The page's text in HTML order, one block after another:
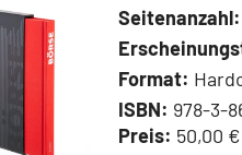
Seitenanzahl:
Format:
ISBN: 978-3-
Preis: 50,00 €